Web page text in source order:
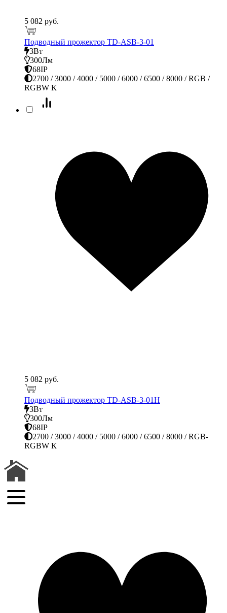
5 082 руб.
Подводный прожектор TD-ASB-3-01
3Вт
300Лм
68IP
2700 / 3000 / 4000 / 5000 / 6000 / 6500 / 8000 / RGB /
RGBW К
5 082 руб.
Подводный прожектор TD-ASB-3-01Н
3Вт
300Лм
68IP
2700 / 3000 / 4000 / 5000 / 6000 / 6500 / 8000 / RGB-
RGBW К